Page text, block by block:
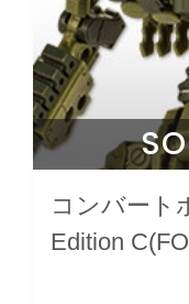
コンバート
Edition